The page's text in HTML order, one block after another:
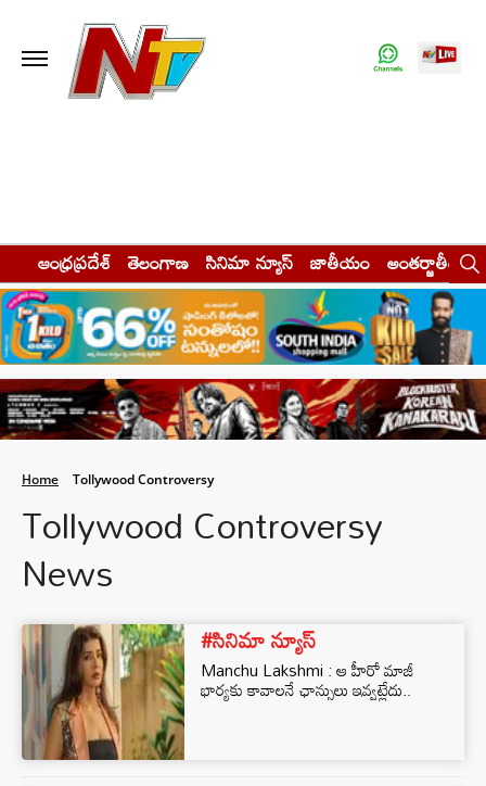
ఆంధ్రప్రదేశ్ తెలంగాణ సినిమా న్యూస్ జాతీయం అంతర్జాతీయం
Home Tollywood Controversy
Tollywood Controversy
News
#సినిమా న్యూస్
Manchu Lakshmi : ఆ హీరో మాజీ
భార్యకు కావాలనే ఛాన్సులు ఇవ్వట్లేదు..